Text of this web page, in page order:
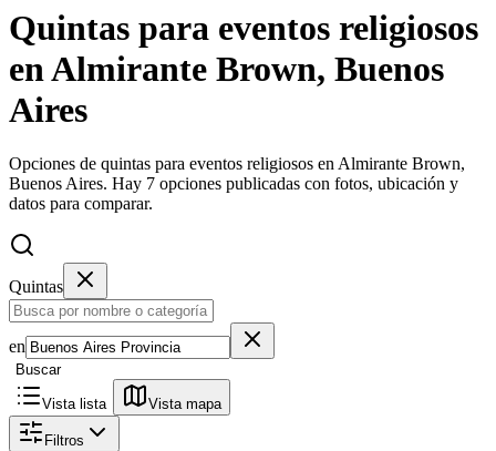
Quintas para eventos religiosos
enAlmirante Brown, Buenos
Aires
Opciones de quintas para eventos religiosos en Almirante Brown,
Buenos Aires. Hay 7 opciones publicadas con fotos, ubicación y
datos para comparar.
Quintas
en
Buscar
Vista lista Vista mapa
Filtros